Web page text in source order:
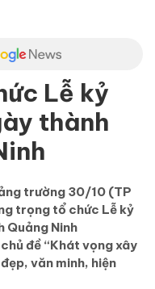
Lễ kỷ
thành
trường 30/10 (TP
trọng tổ chức Lễ kỷ
Quảng Ninh
đề “Khát vọng xây
văn minh, hiện